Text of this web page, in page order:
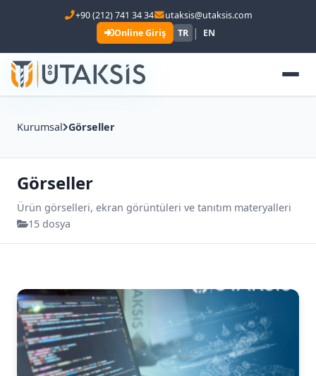
+90 (212) 741 34 34
utaksis@utaksis.com
Online Giriş
TR | EN
Kurumsal Görseller
Görseller
Ürün görselleri, ekran görüntüleri ve tanıtım materyalleri
15 dosya